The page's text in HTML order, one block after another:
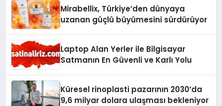
Mirabellix, Türkiye’den dünyaya
uzanan güçlü büyümesini sürdürüyor
Laptop Alan Yerler ile Bilgisayar
Satmanın En Güvenli ve Karlı Yolu
Küresel rinoplasti pazarının 2030’da
9,6 milyar dolara ulaşması bekleniyor